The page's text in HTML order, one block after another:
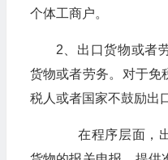
个体工商户。
2、出口货物或者
货物或者劳务。对于免
税人或者国家不鼓励出
在程序层面，出